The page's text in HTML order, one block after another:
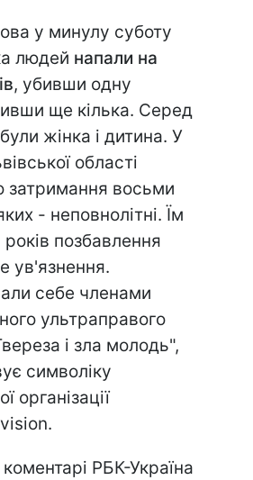
у минулу суботу
людей напали на
, убивши одну
ще кілька. Серед
жінка і дитина. У
області
затримання восьми
- неповнолітні. Їм
позбавлення
ув'язнення.
себе членами
ультраправого
і зла молодь",
символіку
організації
РБК-Україна